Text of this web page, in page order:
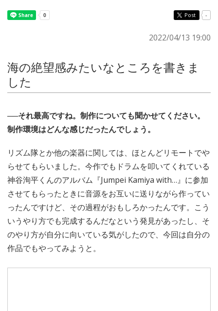
Post -
2022/04/13 19:00
海の絶望感みたいなところを書きま
した
──それ最高ですね。制作についても聞かせてください。
制作環境はどんな感じだったんでしょう。
リズム隊とか他の楽器に関しては、ほとんどリモートでや
らせてもらいました。今作でもドラムを叩いてくれている
神谷洵平くんのアルバム『Jumpei Kamiya with…』に参加
させてもらったときに音源をお互いに送りながら作ってい
ったんですけど、その過程がおもしろかったんです。こう
いうやり方でも完成するんだなという発見があったし、そ
のやり方が自分に向いている気がしたので、今回は自分の
作品でもやってみようと。